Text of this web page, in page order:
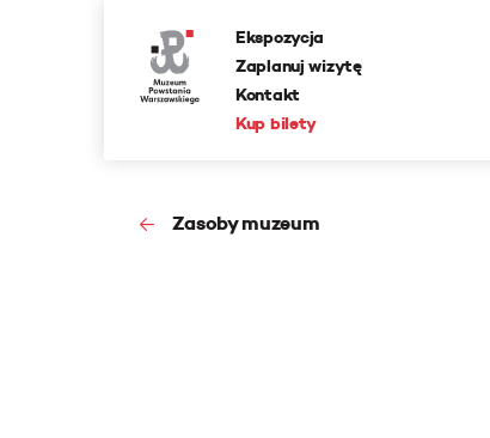
Ekspozycja
Zaplanuj wizytę
Kontakt
Kup bilety
Zasoby muzeum